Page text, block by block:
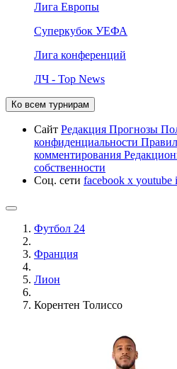
Лига Европы
Суперкубок УЕФА
Лига конференций
ЛЧ - Top News
Ко всем турнирам
Сайт Редакция Прогнозы
конфиденциальности
комментирования
собственности
Соц. сети facebook x youtube
Футбол 24
Франция
Лион
Корентен Толиссо